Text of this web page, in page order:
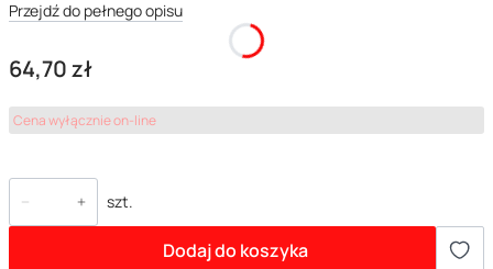
Przejdź do pełnego opisu
Cena
64,70 zł
Cena wyłącznie on-line
szt.
Dodaj do koszyka